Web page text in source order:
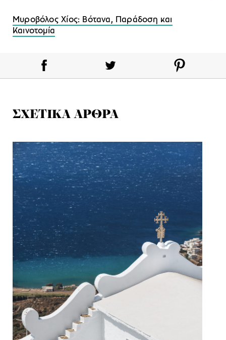
Μυροβόλος Χίος: Βότανα, Παράδοση και
Καινοτομία
ΣΧΕΤΙΚΑ ΑΡΘΡΑ